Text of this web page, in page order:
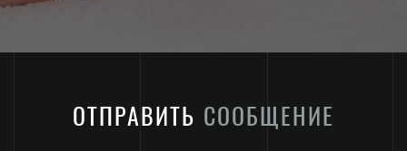
ОТПРАВИТЬ СООБЩЕНИЕ